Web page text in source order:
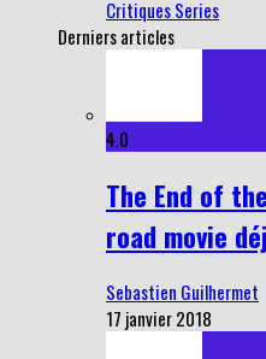
Critiques Series
Derniers articles
4.0
The End of
road movie
Sebastien Guilhermet
17 janvier 2018